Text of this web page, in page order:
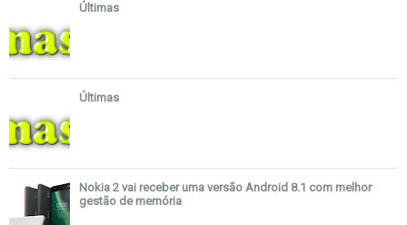
Últimas
Últimas
Nokia 2 vai receber uma versão Android 8.1 com melhor
gestão de memória